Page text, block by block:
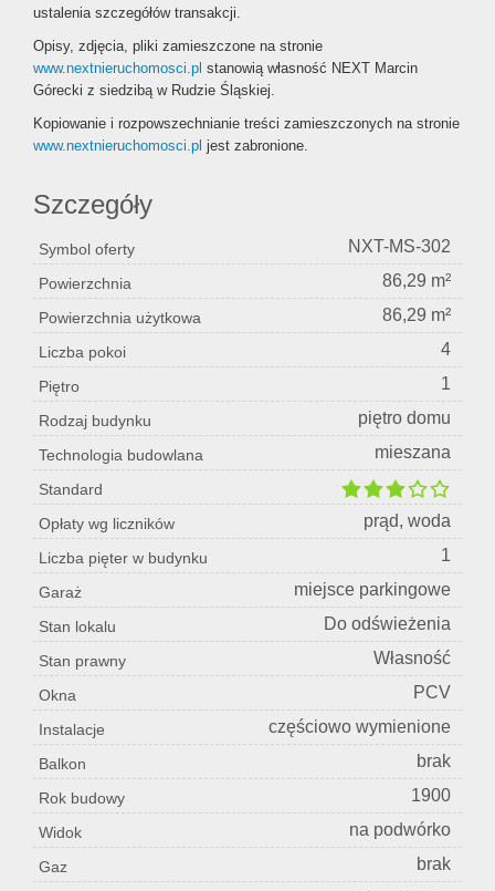
ustalenia szczegółów transakcji.
Opisy, zdjęcia, pliki zamieszczone na stronie
www.nextnieruchomosci.pl stanowią własność NEXT Marcin
Górecki z siedzibą w Rudzie Śląskiej.
Kopiowanie i rozpowszechnianie treści zamieszczonych na stronie
www.nextnieruchomosci.pl jest zabronione.
Szczegóły
Symbol oferty NXT-MS-302
Powierzchnia 86,29 m²
Powierzchnia użytkowa 86,29 m²
Liczba pokoi 4
Piętro 1
Rodzaj budynku piętro domu
Technologia budowlana mieszana
Standard
Opłaty wg liczników
prąd, woda
Liczba pięter w budynku 1
Garaż miejsce parkingowe
Stan lokalu Do odświeżenia
Stan prawny Własność
Okna PCV
Instalacje częściowo wymienione
Balkon brak
Rok budowy 1900
Widok na podwórko
Gaz brak